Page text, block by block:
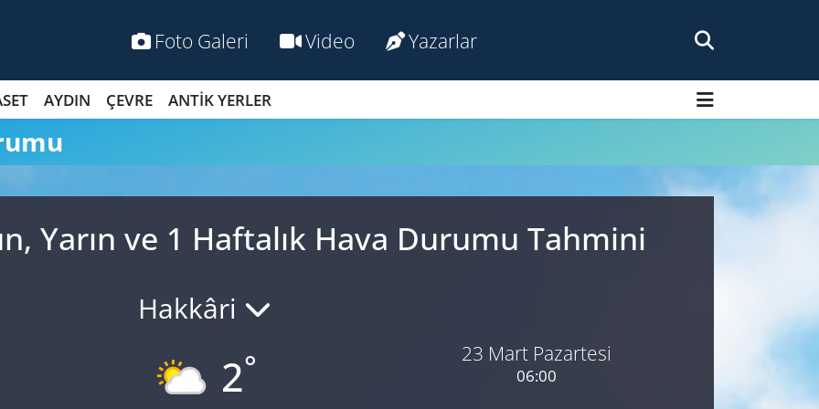
Foto Galeri Video Yazarlar
AYDIN ÇEVRE ANTİK YERLER
Yarın ve 1 Haftalık Hava Durumu Tahmini
Hakkâri
2° 23 Mart Pazartesi
06:00